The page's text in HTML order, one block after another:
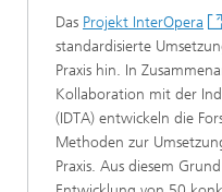
Das Projekt InterOpera
standardisierte
Praxis hin. In
Kollaboration mit der
(IDTA) entwickeln die
Methoden zur
Praxis. Aus diesem